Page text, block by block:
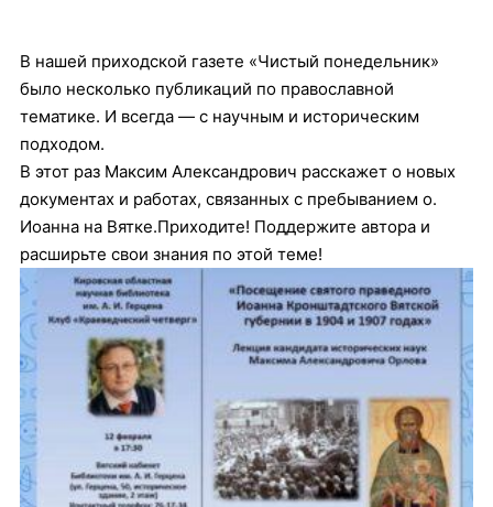
В нашей приходской газете «Чистый понедельник»
было несколько публикаций по православной
тематике. И всегда — с научным и историческим
подходом.
В этот раз Максим Александрович расскажет о новых
документах и работах, связанных с пребыванием о.
Иоанна на Вятке.Приходите! Поддержите автора и
расширьте свои знания по этой теме!